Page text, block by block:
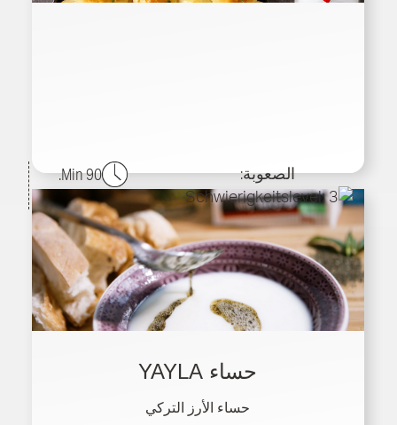
الصعوبة: 90 Min.
حساء YAYLA
حساء الأرز التركي